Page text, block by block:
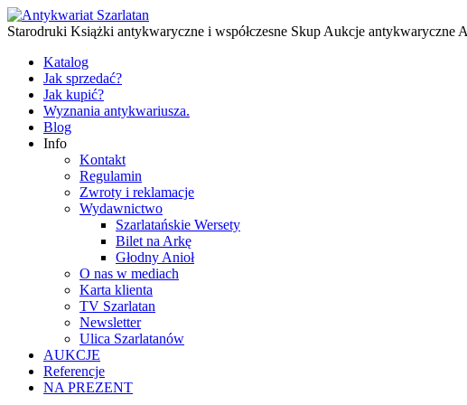
Starodruki Książki antykwaryczne i współczesne Skup Aukcje
Katalog
Jak sprzedać?
Jak kupić?
Wyznania antykwariusza.
Blog
Info
Kontakt
Regulamin
Zwroty i reklamacje
Wydawnictwo
Szarlatańskie Wersety
Bilet na Arkę
Głodny Anioł
O nas w mediach
Karta klienta
TV Szarlatan
Newsletter
Ulica Szarlatanów
AUKCJE
Referencje
NA PREZENT